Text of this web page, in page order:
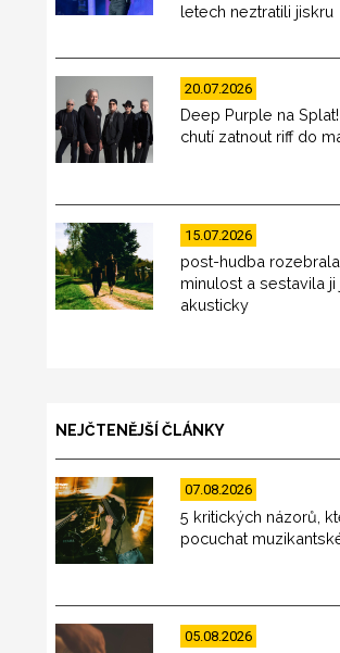
letech neztratili jiskru
20.07.2026
Deep Purple na
chutí zatnout riff do
15.07.2026
post-hudba
minulost a sestavila ji
akusticky
NEJČTENĚJŠÍ ČLÁNKY
07.08.2026
5 kritických názorů,
pocuchat
05.08.2026